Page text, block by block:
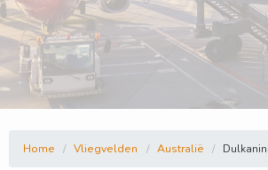
Home Vliegvelden Australië